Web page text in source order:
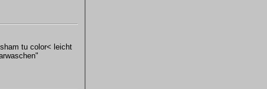
tu color< leicht